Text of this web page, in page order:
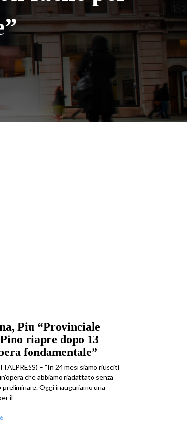
Piu “Provinciale
riapre dopo 13
fondamentale”
– “In 24 mesi siamo riusciti
che abbiamo riadattato senza
Oggi inauguriamo una
il